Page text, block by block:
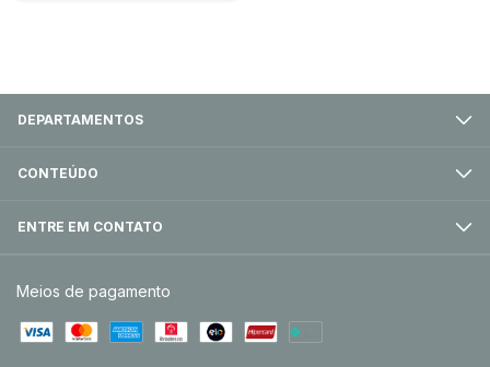
DEPARTAMENTOS
CONTEÚDO
ENTRE EM CONTATO
Meios de pagamento